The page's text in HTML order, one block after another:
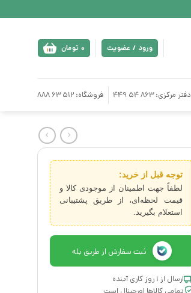
ورود / عضویت 0 تومان
دفتر مرکزی: 863 54 449 فروشگاه: 512 63 888
توجه قبل از خرید:
لطفاً جهت اطمینان از موجودی کالا و
قیمت لحظه‌ای، از طریق پشتیبانی
استعلام بگیرید.
ثبت سفارش از طریق بله
ارسال از ۱ روز کاری آینده
تمامی کالاها اورجینال است